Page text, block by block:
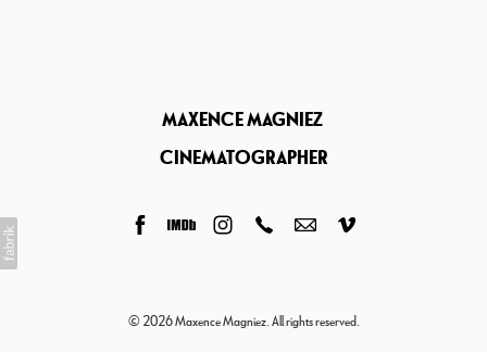
© 2026 Maxence Magniez. All rights reserved.